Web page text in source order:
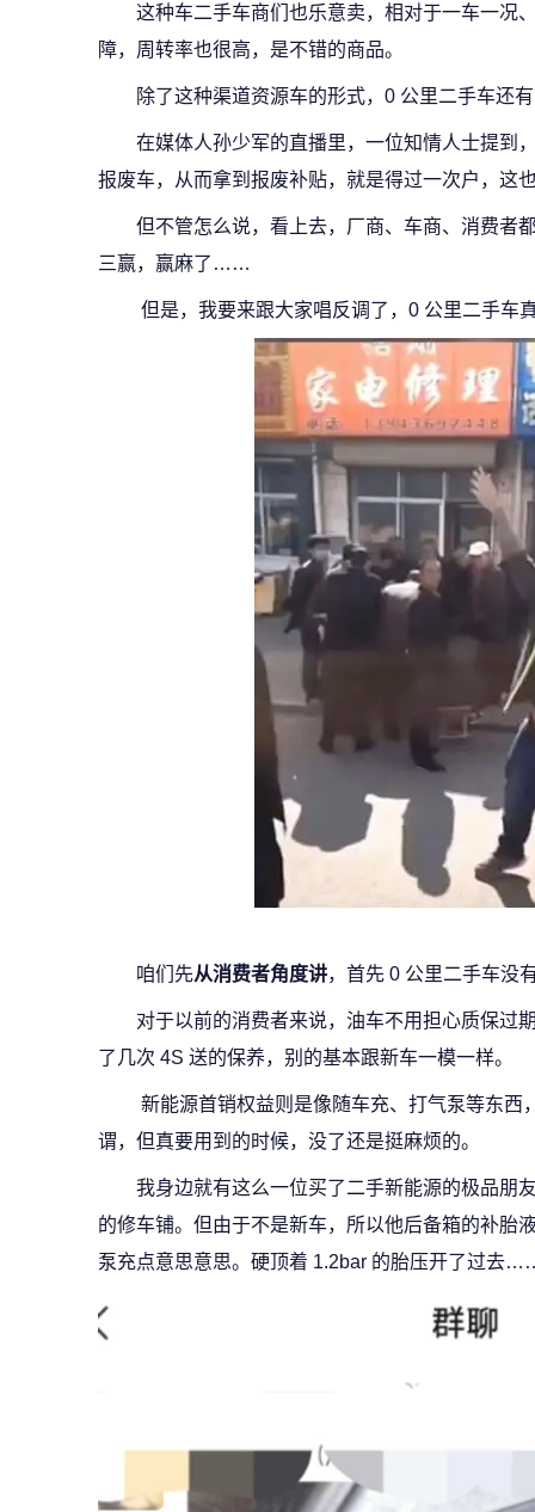
这种车二手车商们也乐意卖，相对于一车一况
障，周转率也很高，是不错的商品。
除了这种渠道资源车的形式，0 公里二手车还
在媒体人孙少军的直播里，一位知情人士提到
报废车，从而拿到报废补贴，就是得过一次户，这
但不管怎么说，看上去，厂商、车商、消费者
三赢，赢麻了……
但是，我要来跟大家唱反调了，0 公里二手车
咱们先从消费者角度讲，首先 0 公里二手车没
对于以前的消费者来说，油车不用担心质保过
了几次 4S 送的保养，别的基本跟新车一模一样。
新能源首销权益则是像随车充、打气泵等东西
谓，但真要用到的时候，没了还是挺麻烦的。
我身边就有这么一位买了二手新能源的极品朋
的修车铺。但由于不是新车，所以他后备箱的补胎
泵充点意思意思。硬顶着 1.2bar 的胎压开了过去